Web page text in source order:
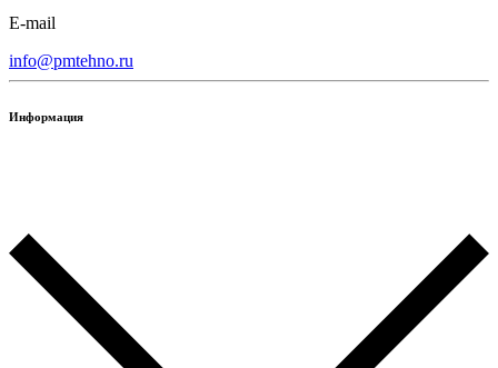
E-mail
info@pmtehno.ru
Информация